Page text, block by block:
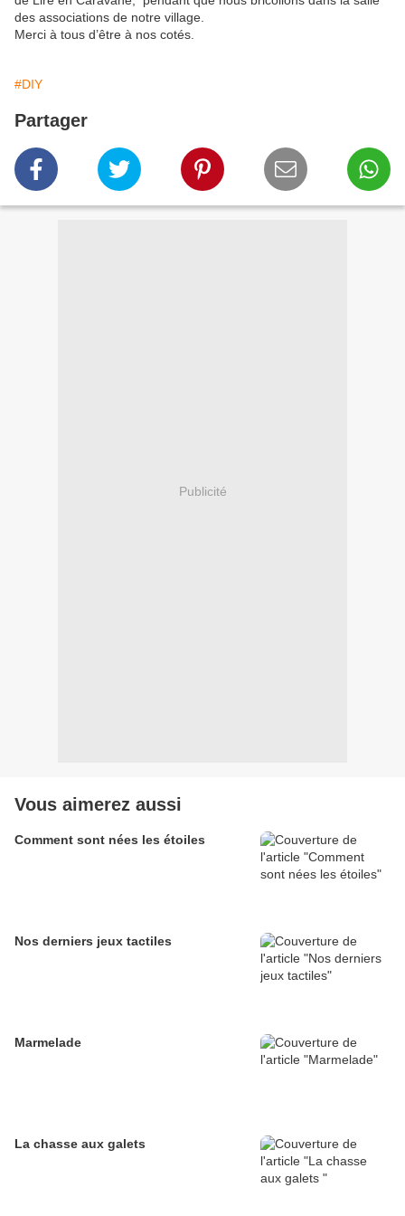
des associations de notre village.
Merci à tous d’être à nos cotés.
#DIY
Partager
Publicité
Vous aimerez aussi
Comment sont nées les étoiles
Nos derniers jeux tactiles
Marmelade
La chasse aux galets